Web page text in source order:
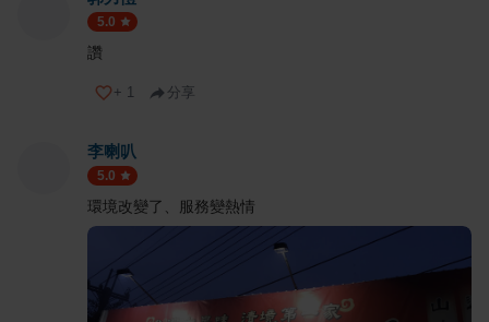
5.0
讚
+ 1 分享
李喇叭
5.0
環境改變了、服務變熱情